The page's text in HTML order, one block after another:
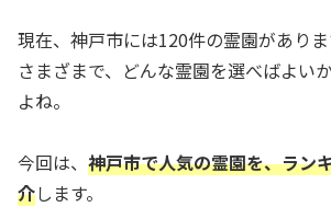
現在、神戸市には120件の霊園があり
さまざまで、どんな霊園を選べばよい
よね。
今回は、 神戸市で人気の霊園を、ラン
介します。